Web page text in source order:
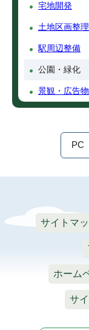
宅地開発
土地区画整
駅周辺整備
公園・緑化
景観・広告物
PC
サイトマ
ホーム
サ